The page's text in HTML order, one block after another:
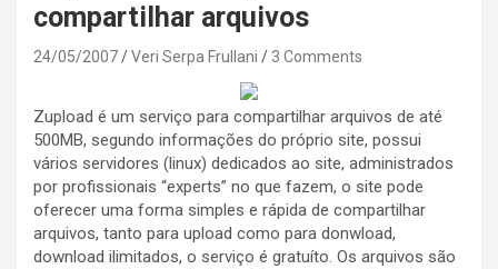
compartilhar arquivos
24/05/2007 Veri Serpa Frullani 3 Comments
Zupload é um serviço para compartilhar arquivos de até
500MB, segundo informações do próprio site, possui
vários servidores (linux) dedicados ao site, administrados
por profissionais “experts” no que fazem, o site pode
oferecer uma forma simples e rápida de compartilhar
arquivos, tanto para upload como para donwload,
download ilimitados, o serviço é gratuíto. Os arquivos são